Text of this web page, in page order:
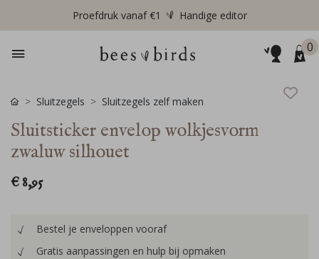
Proefdruk vanaf €1 Handige editor
0
Sluitzegels Sluitzegels zelf maken
Sluitsticker envelop wolkjesvorm
zwaluw silhouet
€ 8,95
Bestel je enveloppen vooraf
Gratis aanpassingen en hulp bij opmaken